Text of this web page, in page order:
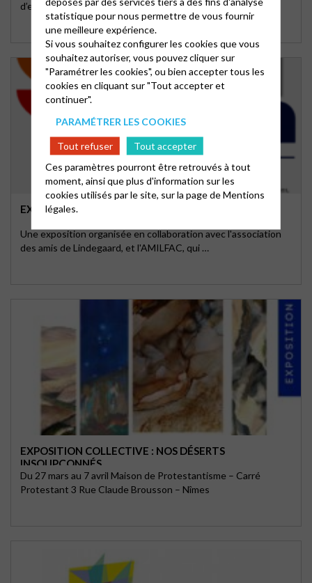
d’engagement au service des groupes et du …
EXPOSITION HENRI LINDEGAARD
Une exposition organisée en collaboration avec l'association
des amis de Lindegaard, et l'AMILFAC, qui …
EXPOSITION COLLECTIVE : NOS DÉSERTS
INSOUPÇONNÉS
Du 27 mars au 7 avril Maison de Protestantisme – Carré
Protestant 3 Rue Claude Brousson – Nîmes
statistique pour nous permettre de vous fournir
une meilleure expérience.
Si vous souhaitez configurer les cookies que vous
souhaitez autoriser, vous pouvez cliquer sur
"Paramétrer les cookies", ou bien accepter tous les
cookies en cliquant sur "Tout accepter et
continuer".
PARAMÉTRER LES COOKIES
Tout refuser
Tout accepter
Ces paramètres pourront être retrouvés à tout
moment, ainsi que plus d'information sur les
cookies utilisés par le site, sur la page deMentions
légales.